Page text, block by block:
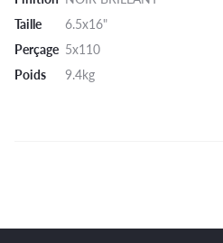
Taille
6.5x16"
Perçage 5x110
Poids
9.4kg